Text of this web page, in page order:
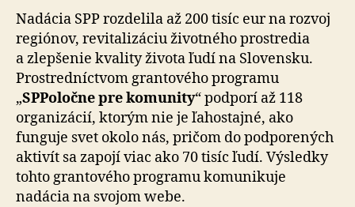
Nadácia SPP rozdelila až 200 tisíc eur na rozvoj
regiónov, re­vi­ta­li­zá­ciu životného prostredia
a zlep­šenie kvality života ľudí na Slovensku.
Prostredníctvom grantového programu
„SPPoločne pre komunity“ podporí až 118
organizácií, ktorým nie je ľahostajné, ako
funguje svet okolo nás, pričom do pod­po­re­ných
aktivít sa zapojí viac ako 70 tisíc ľudí. Výsledky
tohto grantového programu komunikuje
nadácia na svojom webe.